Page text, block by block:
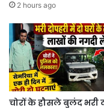
2 hours ago
चोरों के हौसले बुलंद भरी